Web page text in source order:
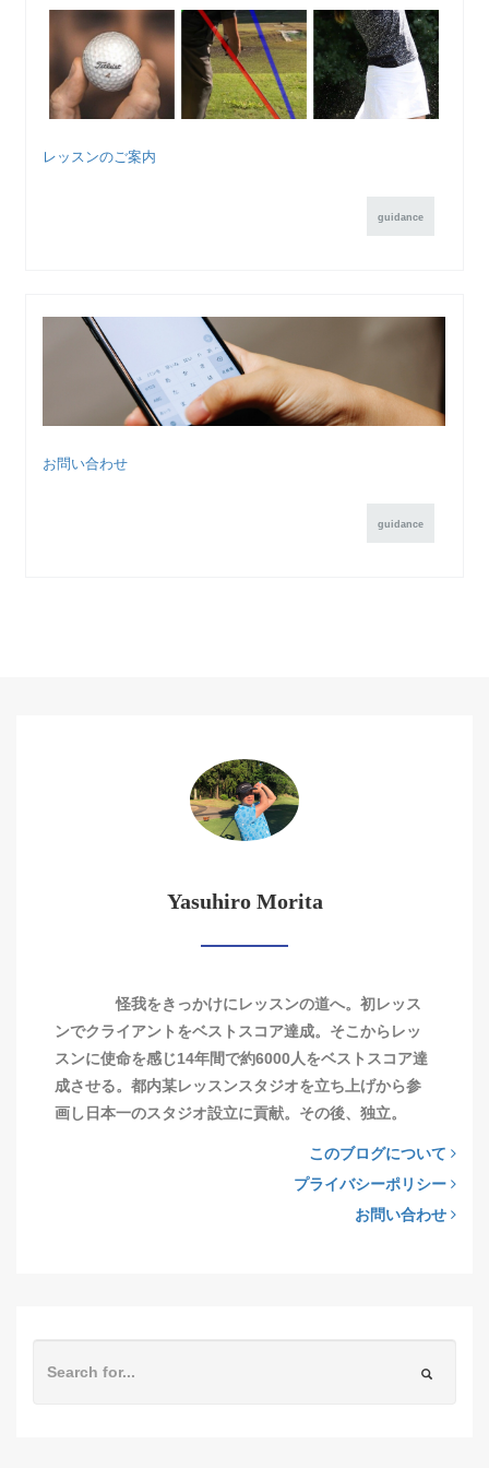
レッスンのご案内
guidance
お問い合わせ
guidance
Yasuhiro Morita
怪我をきっかけにレッスンの道へ。初レッス
ンでクライアントをベストスコア達成。そこからレッ
スンに使命を感じ14年間で約6000人をベストスコア達
成させる。都内某レッスンスタジオを立ち上げから参
画し日本一のスタジオ設立に貢献。その後、独立。
このブログについて
プライバシーポリシー
お問い合わせ